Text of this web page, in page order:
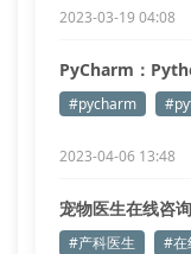
2023-03-19 04:08
PyCharm：
#pycharm
2023-04-06 13:48
宠物医生在线咨
#产科医生 #在